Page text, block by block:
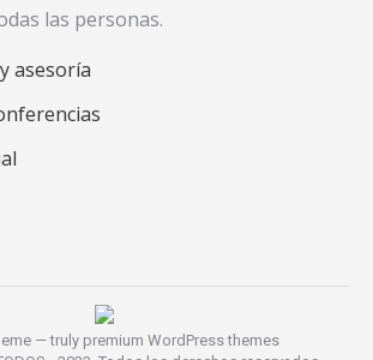
las personas.
asesoría
— truly premium WordPress themes